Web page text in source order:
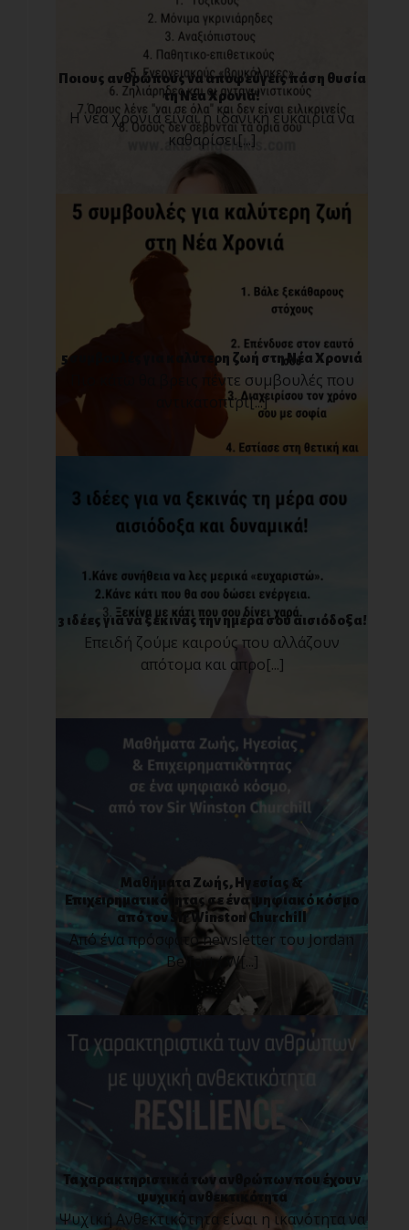
Ποιους ανθρώπους να αποφεύγεις πάση θυσία
τη Νέα Χρονιά!
Η νέα χρονιά είναι η ιδανική ευκαιρία να
καθαρίσει[...]
5 συμβουλές για καλύτερη ζωή στη Νέα Χρονιά
Πιο κάτω θα βρεις πέντε συμβουλές που
αντικατοπτρί[...]
3 ιδέες για να ξεκινάς την ημέρα σου αισιόδοξα!
Επειδή ζούμε καιρούς που αλλάζουν
απότομα και απρο[...]
Μαθήματα Ζωής, Ηγεσίας &
Επιχειρηματικότητας σε ένα ψηφιακό κόσμο
από τον Sir Winston Churchill
Από ένα πρόσφατο newsletter του Jordan
Belfort ( W[...]
Τα χαρακτηριστικά των ανθρώπων που έχουν
ψυχική ανθεκτικότητα
Ψυχική Ανθεκτικότητα είναι η ικανότητα να